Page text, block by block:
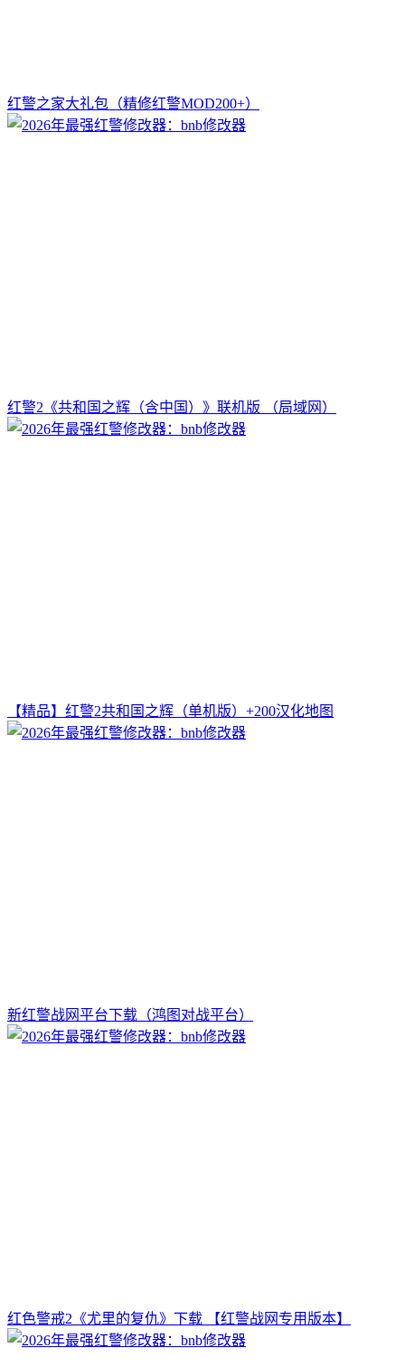
红警之家大礼包（精修红警MOD200+）
红警2《共和国之辉（含中国）》联机版 （局域网）
【精品】红警2共和国之辉（单机版）+200汉化地图
新红警战网平台下载（鸿图对战平台）
红色警戒2《尤里的复仇》下载 【红警战网专用版本】